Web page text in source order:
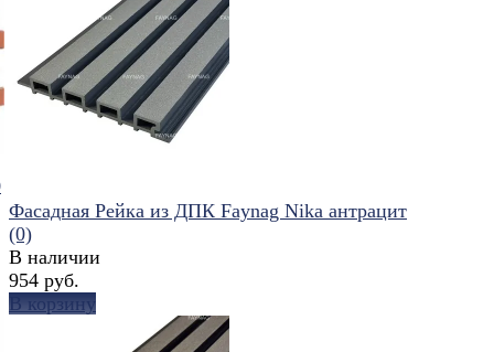
Фасадная Рейка из ДПК Faynag Nika антрацит
(0)
В наличии
954 руб.
В корзину